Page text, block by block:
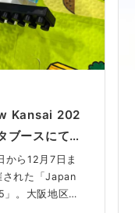
Kansai 202
ブースにて
クショップ』
ら12月7日ま
された「Japan
。大阪地区の